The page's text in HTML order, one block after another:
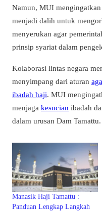
Namun, MUI
menjadi dalih untuk
menyerukan agar
prinsip syariat dalam
Kolaborasi lintas negara
menyimpang dari aturan
ibadah haji. MUI
menjaga kesucian ibadah
dalam urusan Dam Tamattu.
Manasik Haji Tamattu :
Panduan Lengkap Langkah